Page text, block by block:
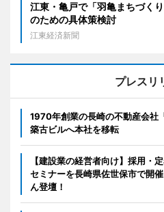
江東・亀戸で「羽亀まちづく
のための具体策検討
江東経済新聞
プレスリ
1970年創業の長崎の不動産会社
築古ビルへ本社を移転
【建設業の経営者向け】採用・
セミナーを長崎県佐世保市で開
ん登壇！